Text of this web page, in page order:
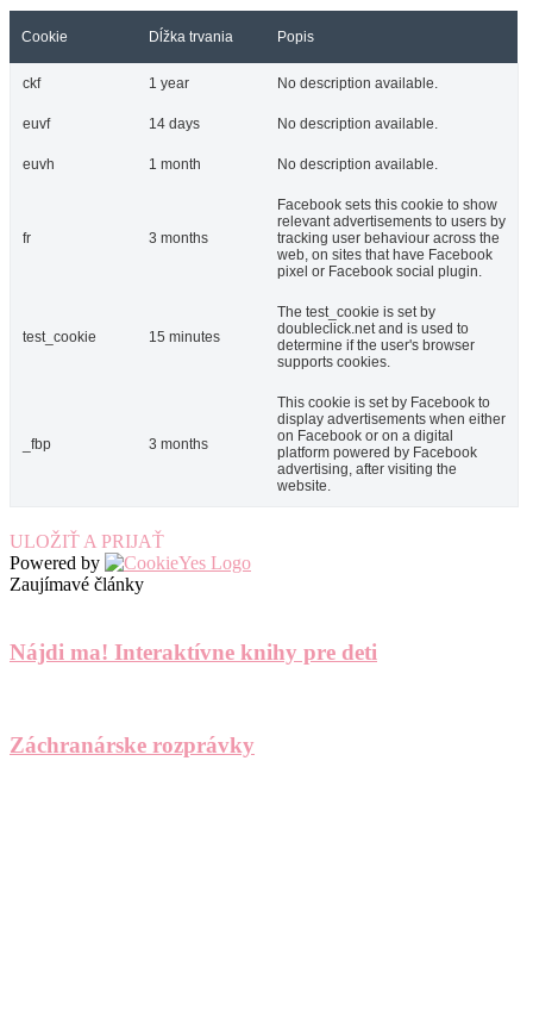
Cookie Dĺžka trvania Popis
ckf 1 year No description available.
euvf 14 days No description available.
euvh 1 month No description available.
fr 3 months
Facebook sets this cookie to show
relevant advertisements to users by
tracking user behaviour across the
web, on sites that have Facebook
pixel or Facebook social plugin.
test_cookie 15 minutes
The test_cookie is set by
doubleclick.net and is used to
determine if the user's browser
supports cookies.
_fbp 3 months
This cookie is set by Facebook to
display advertisements when either
on Facebook or on a digital
platform powered by Facebook
advertising, after visiting the
website.
ULOŽIŤ A PRIJAŤ
Powered by
Zaujímavé články
Nájdi ma! Interaktívne knihy pre deti
Záchranárske rozprávky